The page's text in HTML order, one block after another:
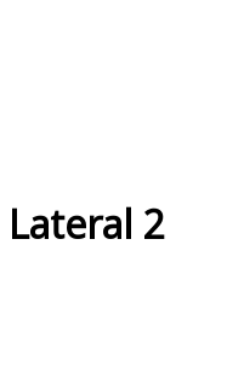
Lateral 2